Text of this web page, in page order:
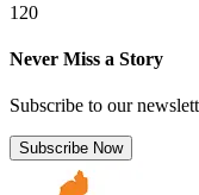
120
Never Miss a Story
Subscribe to our
Subscribe Now